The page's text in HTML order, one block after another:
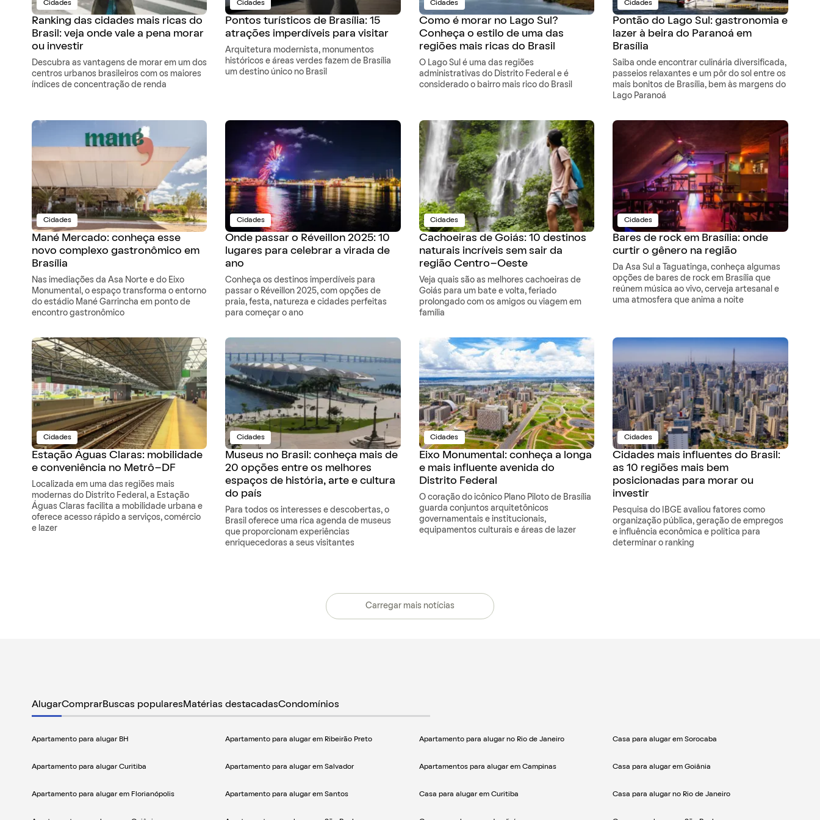
Cidades
Ranking das cidades mais ricas do
Brasil: veja onde vale a pena morar
ou investir
Descubra as vantagens de morar em um dos
centros urbanos brasileiros com os maiores
índices de concentração de renda
Cidades
Pontos turísticos de Brasília: 15
atrações imperdíveis para visitar
Arquitetura modernista, monumentos
históricos e áreas verdes fazem de Brasília
um destino único no Brasil
Cidades
Como é morar no Lago Sul?
Conheça o estilo de uma das
regiões mais ricas do Brasil
O Lago Sul é uma das regiões
administrativas do Distrito Federal e é
considerado o bairro mais rico do Brasil
Cidades
Pontão do Lago Sul: gastronomia e
lazer à beira do Paranoá em
Brasília
Saiba onde encontrar culinária diversificada,
passeios relaxantes e um pôr do sol entre os
mais bonitos de Brasília, bem às margens do
Lago Paranoá
Cidades
Mané Mercado: conheça esse
novo complexo gastronômico em
Brasília
Nas imediações da Asa Norte e do Eixo
Monumental, o espaço transforma o entorno
do estádio Mané Garrincha em ponto de
encontro gastronômico
Cidades
Onde passar o Réveillon 2025: 10
lugares para celebrar a virada de
ano
Conheça os destinos imperdíveis para
passar o Réveillon 2025, com opções de
praia, festa, natureza e cidades perfeitas
para começar o ano
Cidades
Cachoeiras de Goiás: 10 destinos
naturais incríveis sem sair da
região Centro-Oeste
Veja quais são as melhores cachoeiras de
Goiás para um bate e volta, feriado
prolongado com os amigos ou viagem em
família
Cidades
Bares de rock em Brasília: onde
curtir o gênero na região
Da Asa Sul a Taguatinga, conheça algumas
opções de bares de rock em Brasília que
reúnem música ao vivo, cerveja artesanal e
uma atmosfera que anima a noite
Cidades
Estação Águas Claras: mobilidade
e conveniência no Metrô-DF
Localizada em uma das regiões mais
modernas do Distrito Federal, a Estação
Águas Claras facilita a mobilidade urbana e
oferece acesso rápido a serviços, comércio
e lazer
Cidades
Museus no Brasil: conheça mais de
20 opções entre os melhores
espaços de história, arte e cultura
do país
Para todos os interesses e descobertas, o
Brasil oferece uma rica agenda de museus
que proporcionam experiências
enriquecedoras a seus visitantes
Cidades
Eixo Monumental: conheça a longa
e mais influente avenida do
Distrito Federal
O coração do icônico Plano Piloto de Brasília
guarda conjuntos arquitetônicos
governamentais e institucionais,
equipamentos culturais e áreas de lazer
Cidades
Cidades mais influentes do Brasil:
as 10 regiões mais bem
posicionadas para morar ou
investir
Pesquisa do IBGE avaliou fatores como
organização pública, geração de empregos
e influência econômica e política para
determinar o ranking
Carregar mais notícias
AlugarComprarBuscas populares Matérias destacadasCondomínios
Apartamento para alugar BH
Apartamento para alugar Curitiba
Apartamento para alugar em Florianópolis
Apartamento para alugar em Ribeirão Preto
Apartamento para alugar em Salvador
Apartamento para alugar em Santos
Apartamento para alugar no Rio de Janeiro
Apartamentos para alugar em Campinas
Casa para alugar em Curitiba
Casa para alugar em Sorocaba
Casa para alugar em Goiânia
Casa para alugar no Rio de Janeiro